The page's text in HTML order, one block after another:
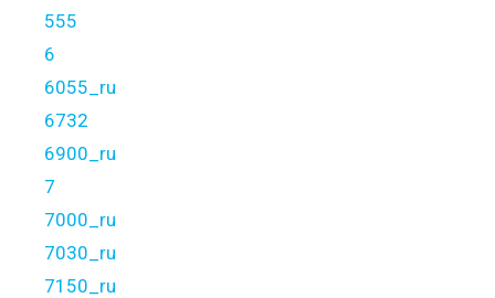
555
6
6055_ru
6732
6900_ru
7
7000_ru
7030_ru
7150_ru